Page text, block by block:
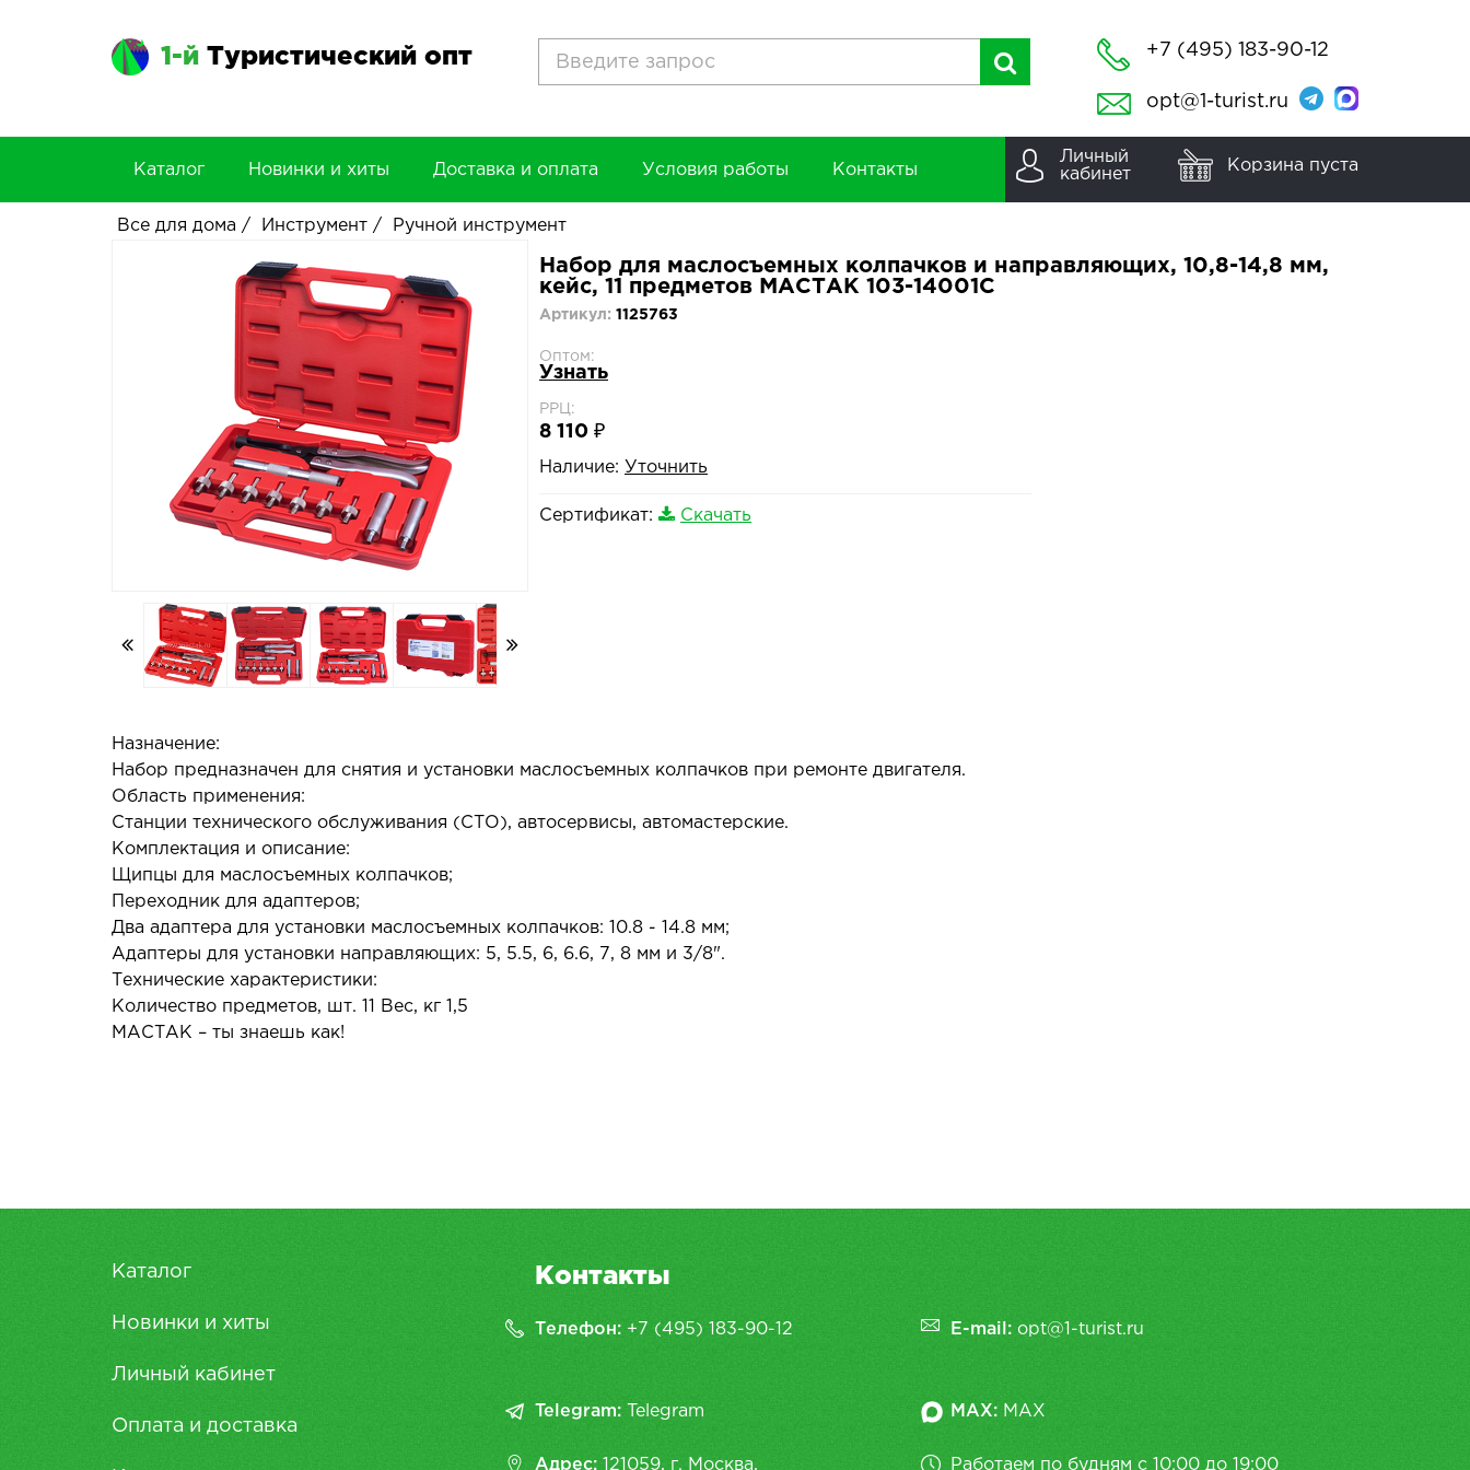
1-й Туристический опт +7 (495) 183-90-12
opt@1-turist.ru
Каталог Новинки и хиты Доставка и оплата Условия работы Контакты
Личный
кабинет
Корзина пуста
Все для дома / Инструмент / Ручной инструмент
Набор для маслосъемных колпачков и направляющих, 10,8-14,8 мм,
кейс, 11 предметов МАСТАК 103-14001C
Артикул: 1125763
Оптом:
Узнать
РРЦ:
8 110 ₽
Наличие: Уточнить
Сертификат: Скачать
Назначение:
Набор предназначен для снятия и установки маслосъемных колпачков при ремонте двигателя.
Область применения:
Станции технического обслуживания (СТО), автосервисы, автомастерские.
Комплектация и описание:
Щипцы для маслосъемных колпачков;
Переходник для адаптеров;
Два адаптера для установки маслосъемных колпачков: 10.8 - 14.8 мм;
Адаптеры для установки направляющих: 5, 5.5, 6, 6.6, 7, 8 мм и 3/8".
Технические характеристики:
Количество предметов, шт. 11 Вес, кг 1,5
МАСТАК – ты знаешь как!
Каталог
Новинки и хиты
Личный кабинет
Оплата и доставка
Контакты
Телефон: +7 (495) 183-90-12 E-mail: opt@1-turist.ru
Telegram: Telegram MAX: MAX
Адрес: 121059, г. Москва, Работаем по будням с 10:00 до 19:00